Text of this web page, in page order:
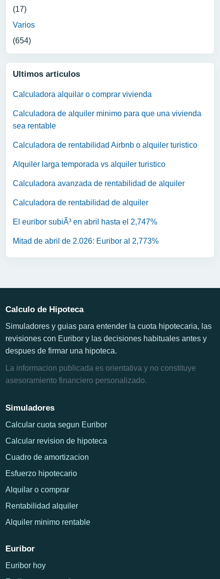
(17)
Varios
(654)
Ultimos articulos
Calculadora alquilar o comprar vivienda
Calculadora de alquiler minimo para que una vivienda
sea rentable
Calculadora de rentabilidad Airbnb o alquiler turistico
Alquiler larga temporada vs alquiler turistico
Calculadora avanzada de rentabilidad de alquiler
Calculadora de rentabilidad de alquiler
El euribor subiÃ³ en abril hasta el 2,747%
Mitad de abril de 2.026: Euribor al 2,773%
Calculo de Hipoteca
Simuladores y guias para entender la cuota hipotecaria, las
revisiones con Euribor y las decisiones habituales antes y
despues de firmar una hipoteca.
La informacion publicada es orientativa y no constituye
asesoramiento financiero personalizado.
Simuladores
Calcular cuota segun Euribor
Calcular revision de hipoteca
Cuadro de amortizacion
Esfuerzo hipotecario
Alquilar o comprar
Rentabilidad alquiler
Alquiler minimo rentable
Euribor
Euribor hoy